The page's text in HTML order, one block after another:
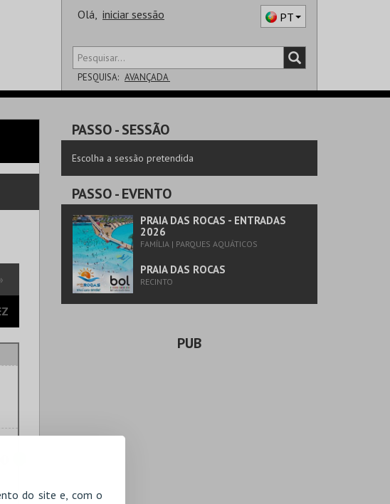
do site e, com o
Olá, iniciar sessão PT
PESQUISA: AVANÇADA
PASSO- SESSÃO
Escolha a sessão pretendida
PASSO- EVENTO
PRAIA DAS ROCAS - ENTRADAS
2026
FAMÍLIA | PARQUES AQUÁTICOS
PRAIA DAS ROCAS
RECINTO
PUB